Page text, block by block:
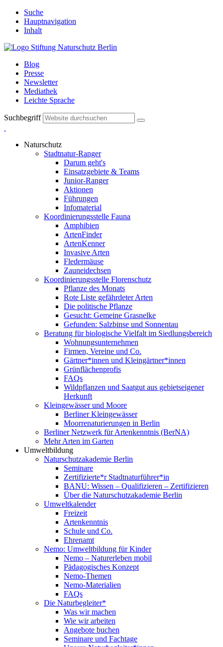
Suche
Hauptnavigation
Inhalt
Blog
Presse
Newsletter
Mediathek
Leichte Sprache
Suchbegriff
Naturschutz
Stadtnatur-Ranger
Darum geht's
Einsatzgebiete & Teams
Junior-Ranger
Aktionen
Führungen
Infomaterial
Koordinierungsstelle Fauna
Amphibien
ArtenFinder
ArtenKenner
Invasive Arten
Fledermäuse
Zauneidechsen
Koordinierungsstelle Florenschutz
Pflanze des Monats
Rote Liste gefährdeter Arten
Die politische Pflanze
Gesucht: Gemeine Grasnelke
Gefunden: Salzbinse und Sonnentau
Beratung für biologische Vielfalt im Siedlungsbereich
Wohnungsunternehmen
Firmen, Vereine und Co.
Gärtner*innen und Kleingärtner*innen
Grünflächenprofis
FAQs
Wildpflanzen und Saatgut aus gebietseigener
Herkunft
Kleingewässer und Moore
Berliner Kleingewässer
Moorrenaturierungen in Berlin
Berliner Netzwerk für Artenkenntnis (BerNA)
Mehr Arten im Garten
Umweltbildung
Naturschutzakademie Berlin
Seminare
Zertifizierte*r Stadtnaturführer*in
BANU: Wissen – Qualifizieren – Zertifizieren
Über die Naturschutzakademie Berlin
Umweltkalender
Freizeit
Artenkenntnis
Schule und Co.
Ehrenamt
Nemo: Umweltbildung für Kinder
Nemo – Naturerleben mobil
Pädagogisches Konzept
Nemo-Themen
Nemo-Materialien
FAQs
Die Naturbegleiter*
Was wir machen
Wie wir arbeiten
Angebote buchen
Seminare und Fachtage